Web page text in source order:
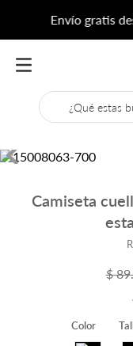
¿Qué estas
Camiseta
$ 89.
Color